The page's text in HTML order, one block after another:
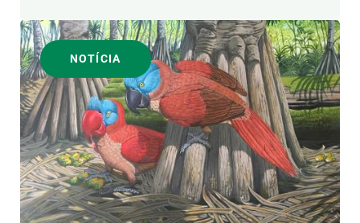
NOTÍCIA